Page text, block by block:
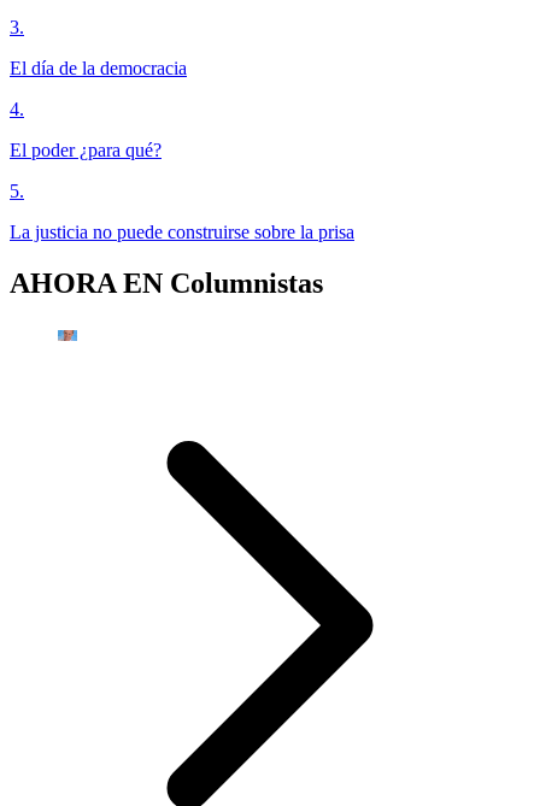
3.
El día de la democracia
4.
El poder ¿para qué?
5.
La justicia no puede construirse sobre la prisa
AHORA EN Columnistas